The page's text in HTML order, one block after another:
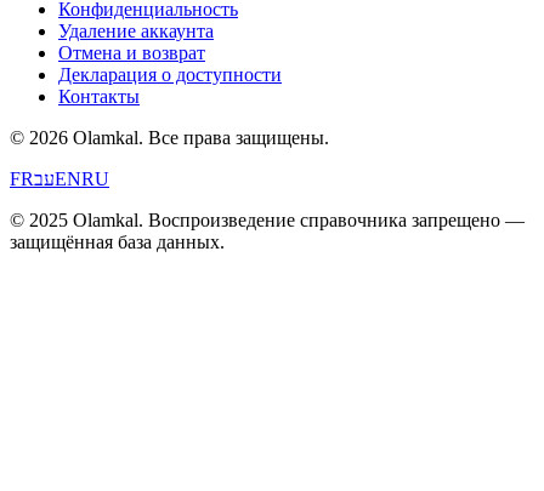
Конфиденциальность
Удаление аккаунта
Отмена и возврат
Декларация о доступности
Контакты
© 2026 Olamkal. Все права защищены.
FRעבENRU
© 2025 Olamkal. Воспроизведение справочника запрещено —
защищённая база данных.